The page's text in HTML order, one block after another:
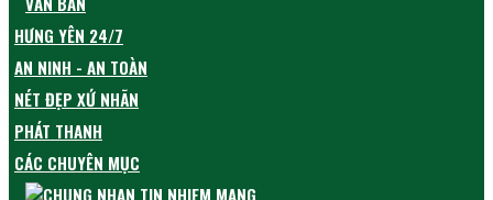
HƯNG YÊN 24/7
AN NINH - AN TOÀN
NÉT ĐẸP XỨ NHÃN
PHÁT THANH
CÁC CHUYÊN MỤC